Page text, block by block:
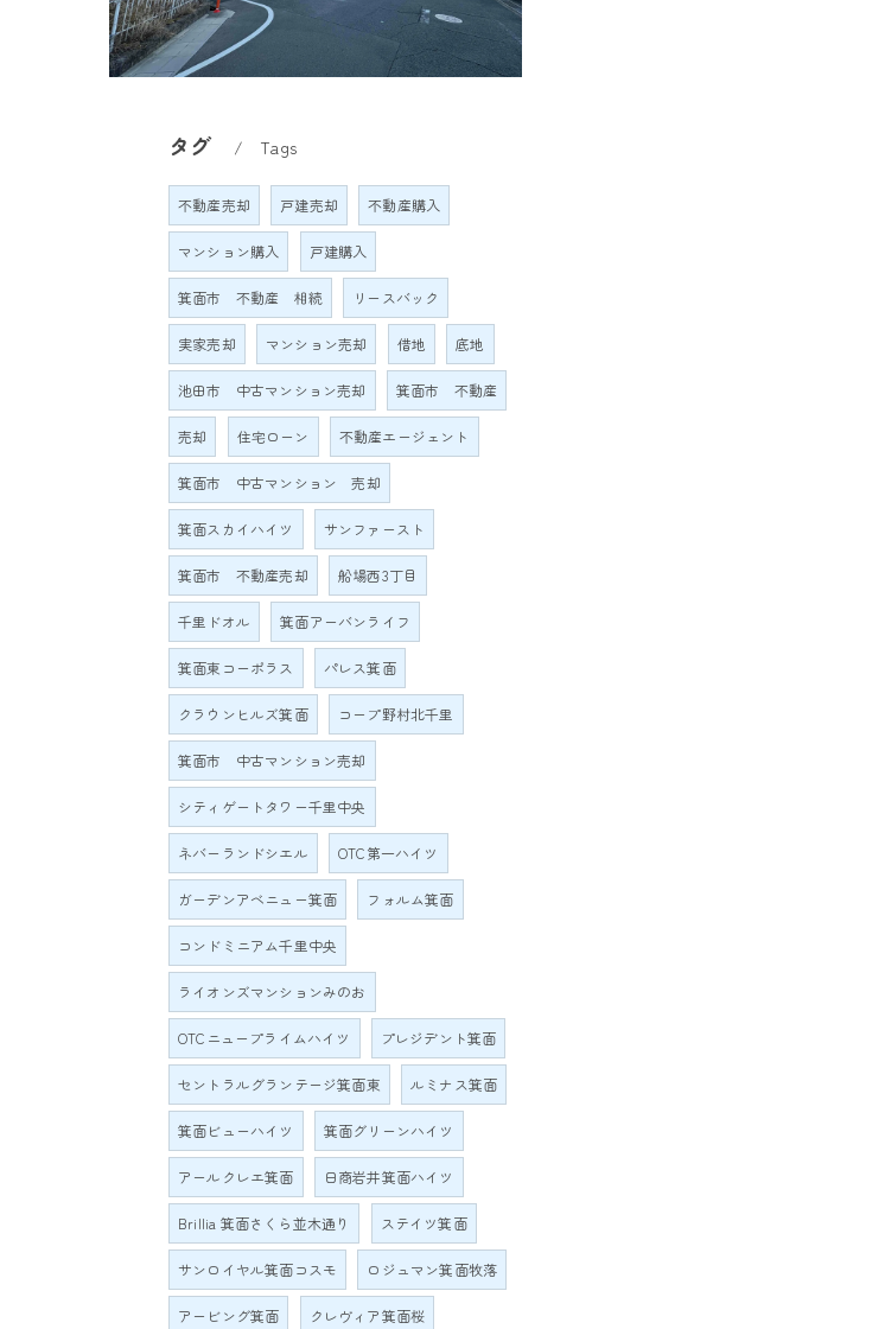
タグ Tags
不動産売却 戸建売却 不動産購入
マンション購入 戸建購入
箕面市 不動産 相続 リースバック
実家売却 マンション売却 借地 底地
池田市 中古マンション売却 箕面市 不動産
売却 住宅ローン 不動産エージェント
箕面市 中古マンション 売却
箕面スカイハイツ サンファースト
箕面市 不動産売却 船場西3丁目
千里ドオル 箕面アーバンライフ
箕面東コーポラス パレス箕面
クラウンヒルズ箕面 コープ野村北千里
箕面市 中古マンション売却
シティゲートタワー千里中央
ネバーランドシエル OTC第一ハイツ
ガーデンアベニュー箕面 フォルム箕面
コンドミニアム千里中央
ライオンズマンションみのお
OTCニュープライムハイツ プレジデント箕面
セントラルグランテージ箕面東 ルミナス箕面
箕面ビューハイツ 箕面グリーンハイツ
アールクレエ箕面 日商岩井箕面ハイツ
Brillia 箕面さくら並木通り ステイツ箕面
サンロイヤル箕面コスモ ロジュマン箕面牧落
アービング箕面 クレヴィア箕面桜